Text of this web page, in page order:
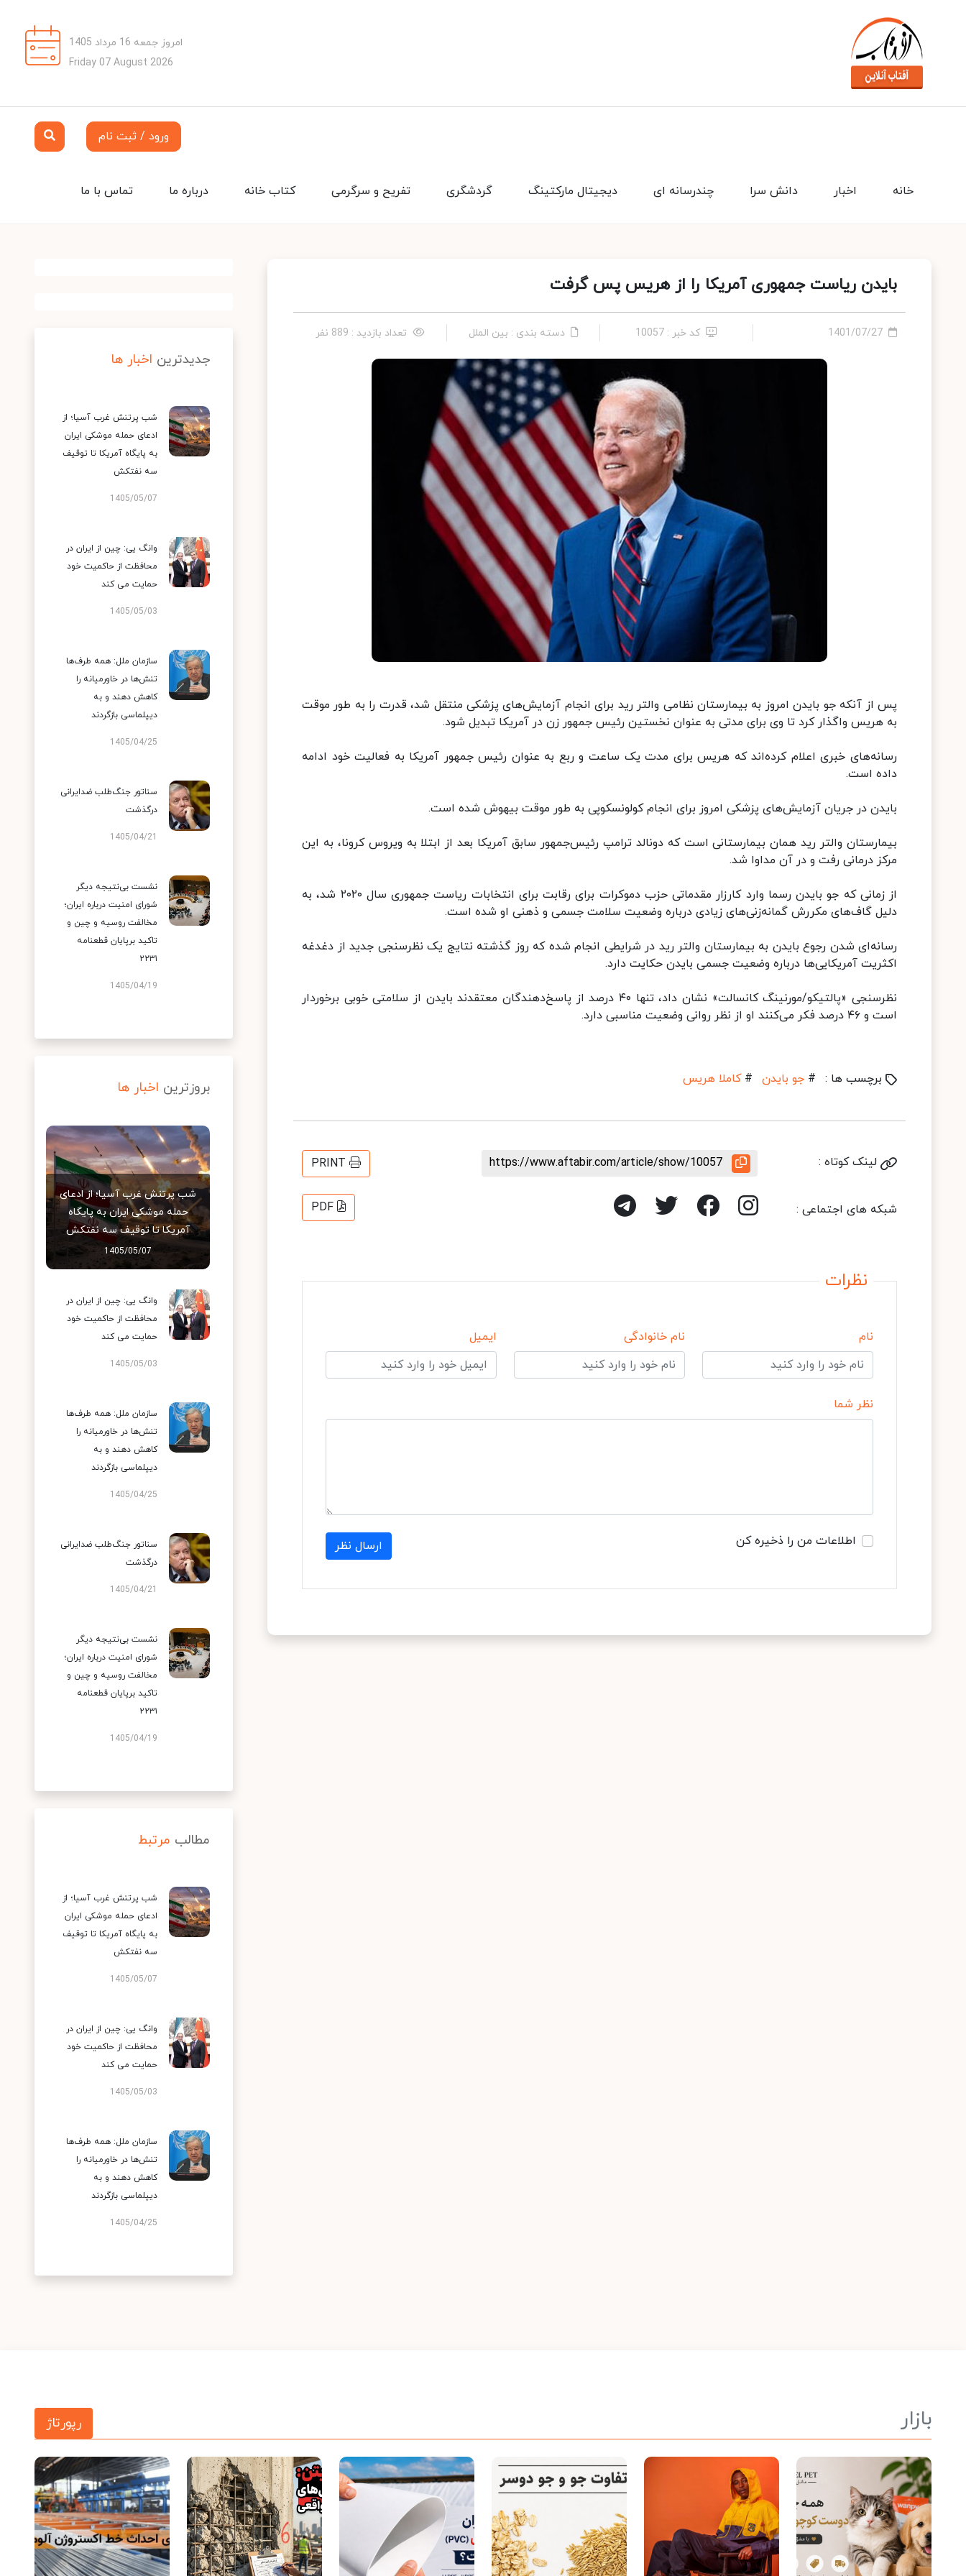
امروز جمعه 16 مرداد 1405
Friday 07 August 2026
ورود / ثبت نام
تماس با ما درباره ما کتاب خانه تفریح و سرگرمی گردشگری دیجیتال مارکتینگ چندرسانه ای دانش سرا اخبار خانه
بایدن ریاست جمهوری آمریکا را از هریس پس گرفت
1401/07/27 کد خبر : 10057 دسته بندی : بین الملل تعداد بازدید : 889 نفر
پس از آنکه جو بایدن امروز به بیمارستان نظامی والتر رید برای انجام آزمایش‌های پزشکی منتقل شد، قدرت را به طور موقت
به هریس واگذار کرد تا وی برای مدتی به عنوان نخستین رئیس جمهور زن در آمریکا تبدیل شود.
رسانه‌های خبری اعلام کرده‌اند که هریس برای مدت یک ساعت و ربع به عنوان رئیس جمهور آمریکا به فعالیت خود ادامه
داده است.
بایدن در جریان آزمایش‌های پزشکی امروز برای انجام کولونسکوپی به طور موقت بیهوش شده است.
بیمارستان والتر رید همان بیمارستانی است که دونالد ترامپ رئیس‌جمهور سابق آمریکا بعد از ابتلا به ویروس کرونا، به این
مرکز درمانی رفت و در آن مداوا شد.
از زمانی که جو بایدن رسما وارد کارزار مقدماتی حزب دموکرات برای رقابت برای انتخابات ریاست جمهوری سال ۲۰۲۰ شد، به
دلیل گاف‌های مکررش گمانه‌زنی‌های زیادی درباره وضعیت سلامت جسمی و ذهنی او شده است.
رسانه‌ای شدن رجوع بایدن به بیمارستان والتر رید در شرایطی انجام شده که روز گذشته نتایج یک نظرسنجی جدید از دغدغه‌
اکثریت آمریکایی‌‍‌ها درباره وضعیت جسمی بایدن حکایت دارد.
نظرسنجی «پالتیکو/مورنینگ کانسالت» نشان داد، تنها ۴۰ درصد از پاسخ‌دهندگان معتقدند بایدن از سلامتی خوبی برخوردار
است و ۴۶ درصد فکر می‌کنند او از نظر روانی وضعیت مناسبی دارد.
برچسب ها : # جو بایدن # کاملا هریس
لینک کوتاه : https://www.aftabir.com/article/show/10057
PRINT
شبکه های اجتماعی : PDF
نظرات
نام نام خانوادگی ایمیل
نظر شما
اطلاعات من را ذخیره کن ارسال نظر
جدیدترین اخبار ها
شب پرتنش غرب آسیا؛ از
ادعای حمله موشکی ایران
به پایگاه آمریکا تا توقیف
سه نفتکش
1405/05/07
وانگ یی: چین از ایران در
محافظت از حاکمیت خود
حمایت می کند
1405/05/03
سازمان ملل: همه طرف‌ها
تنش‌ها در خاورمیانه را
کاهش دهند و به
دیپلماسی بازگردند
1405/04/25
سناتور جنگ‌طلب ضدایرانی
درگذشت
1405/04/21
نشست بی‌نتیجه دیگر
شورای امنیت درباره ایران؛
مخالفت روسیه و چین و
تاکید برپایان قطعنامه
۲۲۳۱
1405/04/19
بروزترین اخبار ها
شب پرتنش غرب آسیا؛ از ادعای
حمله موشکی ایران به پایگاه
آمریکا تا توقیف سه نفتکش
1405/05/07
وانگ یی: چین از ایران در
محافظت از حاکمیت خود
حمایت می کند
1405/05/03
سازمان ملل: همه طرف‌ها
تنش‌ها در خاورمیانه را
کاهش دهند و به
دیپلماسی بازگردند
1405/04/25
سناتور جنگ‌طلب ضدایرانی
درگذشت
1405/04/21
نشست بی‌نتیجه دیگر
شورای امنیت درباره ایران؛
مخالفت روسیه و چین و
تاکید برپایان قطعنامه
۲۲۳۱
1405/04/19
مطالب مرتبط
شب پرتنش غرب آسیا؛ از
ادعای حمله موشکی ایران
به پایگاه آمریکا تا توقیف
سه نفتکش
1405/05/07
وانگ یی: چین از ایران در
محافظت از حاکمیت خود
حمایت می کند
1405/05/03
سازمان ملل: همه طرف‌ها
تنش‌ها در خاورمیانه را
کاهش دهند و به
دیپلماسی بازگردند
1405/04/25
بازار رپورتاژ